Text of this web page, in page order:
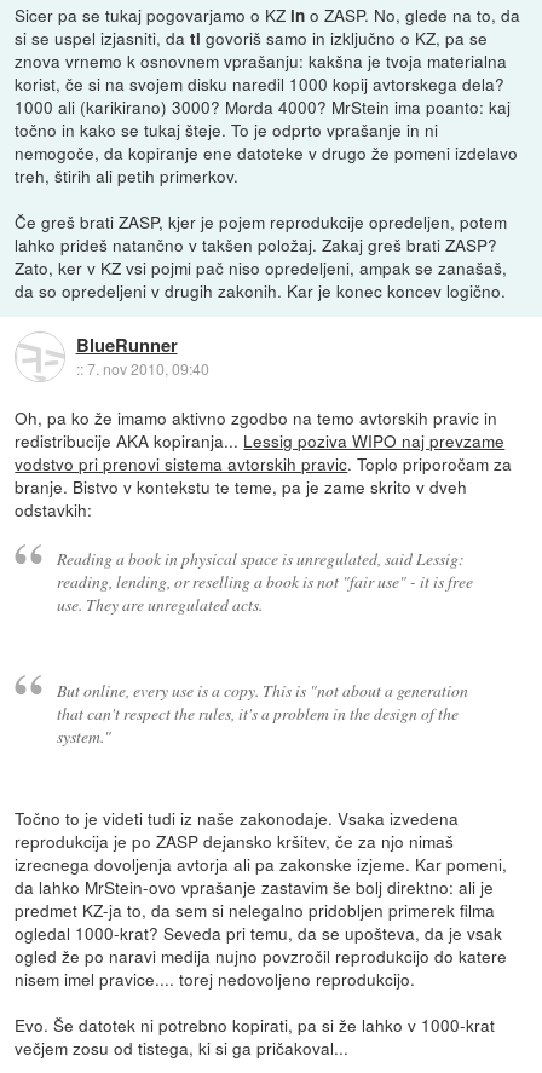
Sicer pa se tukaj pogovarjamo o KZ in o ZASP. No, glede na to, da
si se uspel izjasniti, dati govoriš samo in izključno o KZ, pa se
znova vrnemo k osnovnem vprašanju: kakšna je tvoja materialna
korist, če si na svojem disku naredil 1000 kopij avtorskega dela?
1000 ali (karikirano) 3000? Morda 4000? MrStein ima poanto: kaj
točno in kako se tukaj šteje. To je odprto vprašanje in ni
nemogoče, da kopiranje ene datoteke v drugo že pomeni izdelavo
treh, štirih ali petih primerkov.
Če greš brati ZASP, kjer je pojem reprodukcije opredeljen, potem
lahko prideš natančno v takšen položaj. Zakaj greš brati ZASP?
Zato, ker v KZ vsi pojmi pač niso opredeljeni, ampak se zanašaš,
da so opredeljeni v drugih zakonih. Kar je konec koncev logično.
BlueRunner
::7. nov 2010, 09:40
Oh, pa ko že imamo aktivno zgodbo na temo avtorskih pravic in
redistribucije AKA kopiranja... Lessig poziva WIPO naj prevzame
vodstvo pri prenovi sistema avtorskih pravic. Toplo priporočam za
branje. Bistvo v kontekstu te teme, pa je zame skrito v dveh
odstavkih:
Reading a book in physical space is unregulated, said Lessig:
reading, lending, or reselling a book is not "fair use" - it is free
use. They are unregulated acts.
But online, every use is a copy. This is "not about a generation
that can't respect the rules, it's a problem in the design of the
system."
Točno to je videti tudi iz naše zakonodaje. Vsaka izvedena
reprodukcija je po ZASP dejansko kršitev, če za njo nimaš
izrecnega dovoljenja avtorja ali pa zakonske izjeme. Kar pomeni,
da lahko MrStein-ovo vprašanje zastavim še bolj direktno: ali je
predmet KZ-ja to, da sem si nelegalno pridobljen primerek filma
ogledal 1000-krat? Seveda pri temu, da se upošteva, da je vsak
ogled že po naravi medija nujno povzročil reprodukcijo do katere
nisem imel pravice.... torej nedovoljeno reprodukcijo.
Evo. Še datotek ni potrebno kopirati, pa si že lahko v 1000-krat
večjem zosu od tistega, ki si ga pričakoval...